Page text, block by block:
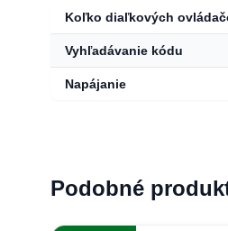
Koľko diaľkových
Vyhľadávanie kódu
Napájanie
Podobné